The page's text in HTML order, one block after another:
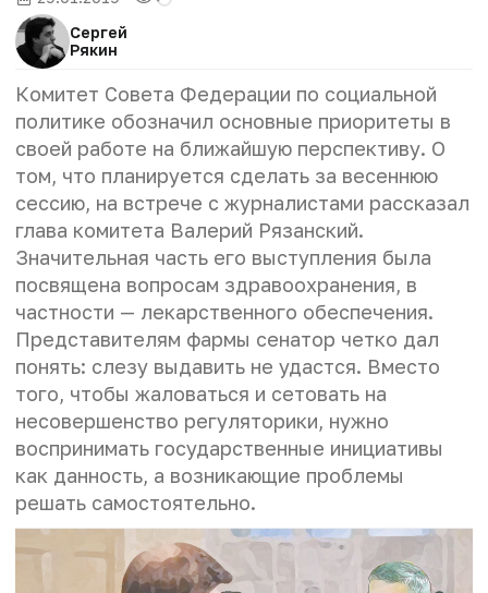
Сергей
Рякин
Комитет Совета Федерации по социальной
политике обозначил основные приоритеты в
своей работе на ближайшую перспективу. О
том, что планируется сделать за весеннюю
сессию, на встрече с журналистами рассказал
глава комитета Валерий Рязанский.
Значительная часть его выступления была
посвящена вопросам здравоохранения, в
частности — лекарственного обеспечения.
Представителям фармы сенатор четко дал
понять: слезу выдавить не удастся. Вместо
того, чтобы жаловаться и сетовать на
несовершенство регуляторики, нужно
воспринимать государственные инициативы
как данность, а возникающие проблемы
решать самостоятельно.